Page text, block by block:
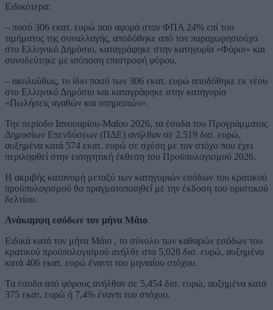
Ειδικότερα:
– ποσό 306 εκατ. ευρώ που αφορά στον ΦΠΑ 24% επί του
τιμήματος της συναλλαγής, αποδόθηκε από τον παραχωρησιούχο
στο Ελληνικό Δημόσιο, καταγράφηκε στην κατηγορία «Φόροι» και
συνοδεύτηκε με ισόποση επιστροφή φόρου.
– ακολούθως, το ίδιο ποσό των 306 εκατ. ευρώ αποδόθηκε εκ νέου
στο Ελληνικό Δημόσιο και καταγράφηκε στην κατηγορία
«Πωλήσεις αγαθών και υπηρεσιών».
Την περίοδο Ιανουαρίου-Μαΐου 2026, τα έσοδα του Προγράμματος
Δημοσίων Επενδύσεων (ΠΔΕ) ανήλθαν σε 2,519 δισ. ευρώ,
αυξημένα κατά 574 εκατ. ευρώ σε σχέση με τον στόχο που έχει
περιληφθεί στην εισηγητική έκθεση του Προϋπολογισμού 2026.
Η ακριβής κατανομή μεταξύ των κατηγοριών εσόδων του κρατικού
προϋπολογισμού θα πραγματοποιηθεί με την έκδοση του οριστικού
δελτίου.
Ανάκαμψη εσόδων τον μήνα Μάιο
Ειδικά κατά τον μήνα Μάιο , το σύνολο των καθαρών εσόδων του
κρατικού προϋπολογισμού ανήλθε στα 5,028 δισ. ευρώ, αυξημένο
κατά 406 εκατ. ευρώ έναντι του μηνιαίου στόχου.
Τα έσοδα από φόρους ανήλθαν σε 5,454 δισ. ευρώ, αυξημένα κατά
375 εκατ. ευρώ ή 7,4% έναντι του στόχου.